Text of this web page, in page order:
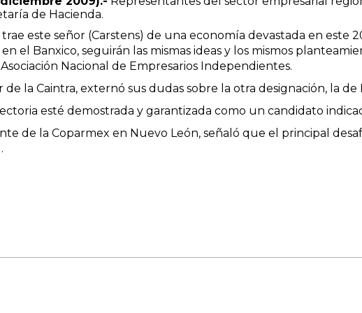
de Hacienda.
este señor (Carstens) de una economía devastada en este
el Banxico, seguirán las mismas ideas y los mismos
Nacional de Empresarios Independientes.
la Caintra, externó sus dudas sobre la otra designación, la
esté demostrada y garantizada como un candidato
de la Coparmex en Nuevo León, señaló que el principal